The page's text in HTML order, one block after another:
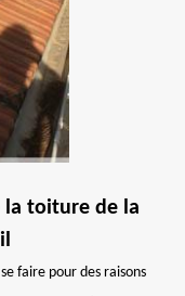
la toiture de la
faire pour des raisons